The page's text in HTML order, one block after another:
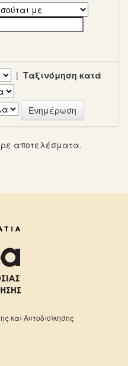
| Ταξινόμηση κατά
αποτελέσματα.
και Αυτοδιοίκησης